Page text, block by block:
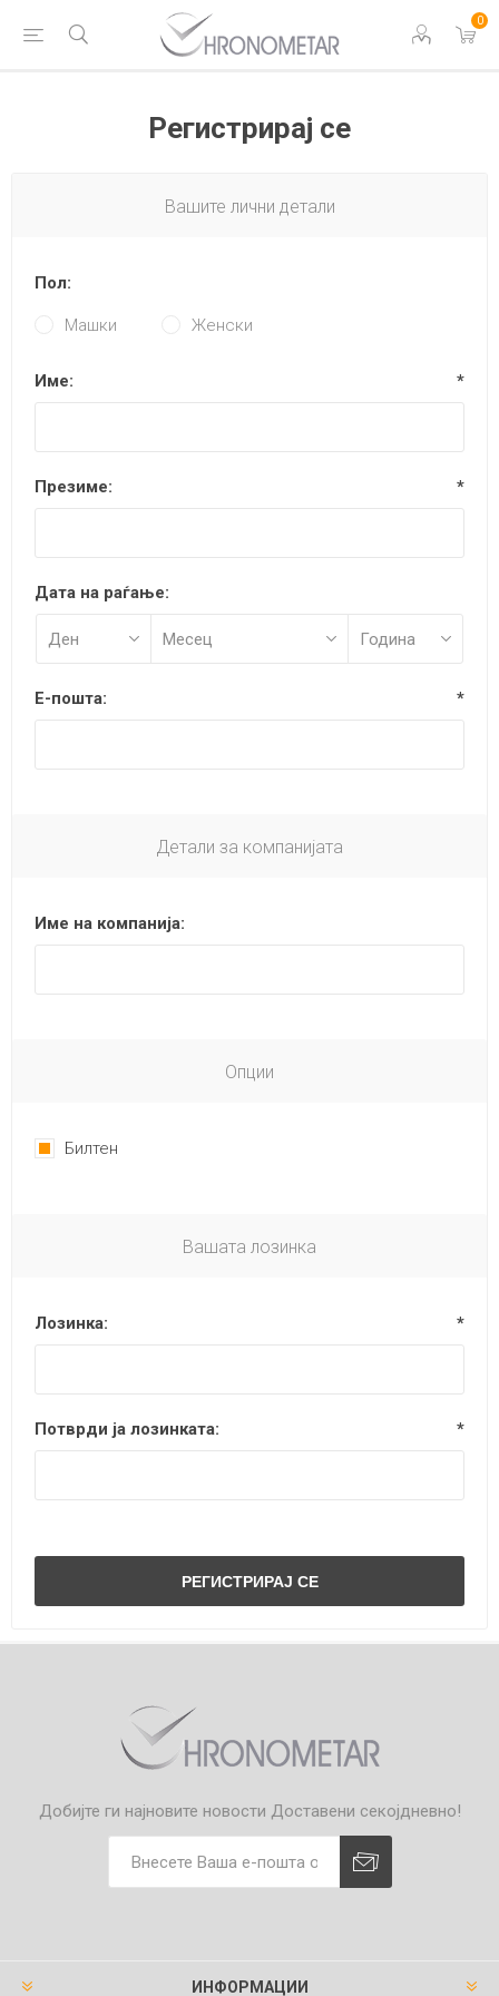
0
Регистрирај се
Вашите лични детали
Пол:
Машки Женски
Име: *
Презиме: *
Дата на раѓање:
Е-пошта: *
Детали за компанијата
Име на компанија:
Опции
Билтен
Вашата лозинка
Лозинка: *
Потврди ја лозинката: *
Добијте ги најновите новости Доставени секојдневно!
ИНФОРМАЦИИ